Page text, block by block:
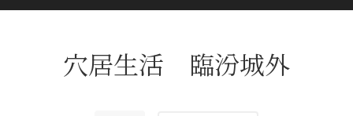
穴居生活 臨汾城外